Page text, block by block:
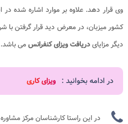
وی قرار دهد. علاوه بر موارد اشاره شده
کشور میزبان، در معرض دید قرار گرفتن با
دیگر مزایایدریافت ویزای کنفرانسمی باشد.
در ادامه بخوانید : ویزای کاری
در این راستا کارشناسان مرکز